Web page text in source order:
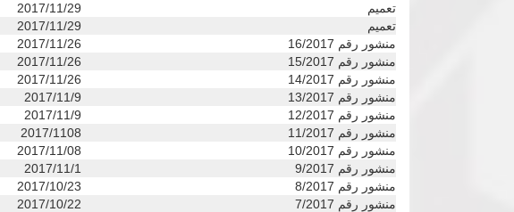
تعميم
2017/11/29
تعميم
2017/11/29
منشور رقم 16/2017
2017/11/26
منشور رقم 15/2017
2017/11/26
منشور رقم 14/2017
2017/11/26
منشور رقم 13/2017
2017/11/9
منشور رقم 12/2017
2017/11/9
منشور رقم 11/2017
2017/1108
منشور رقم 10/2017
2017/11/08
منشور رقم 9/2017
2017/11/1
منشور رقم 8/2017
2017/10/23
منشور رقم 7/2017
2017/10/22